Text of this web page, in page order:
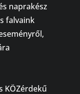
naprakész
falvaink
KÖZérdekű